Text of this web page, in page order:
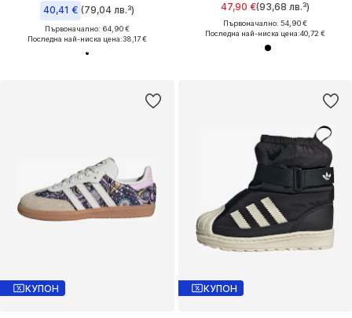
40,41 € (79,04 лв.³)
Първоначално: 64,90 €
Последна най-ниска цена:38,17 €
47,90 €(93,68 лв.³)
Първоначално: 54,90 €
Последна най-ниска цена:40,72 €
КУПОН КУПОН